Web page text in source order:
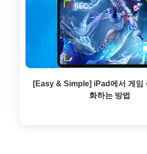
[Easy & Simple] iPad에서 게임
화하는 방법